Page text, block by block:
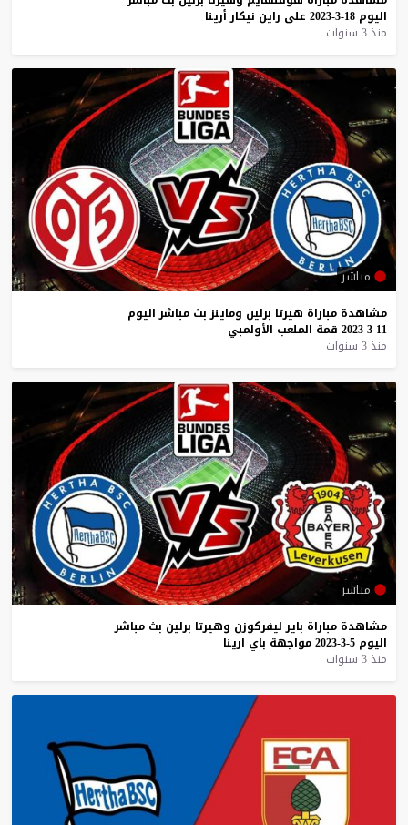
اليوم 18-3-2023 على راين نيكار أرينا
منذ 3 سنوات
مباشر
مشاهدة مباراة هيرتا برلين وماينز بث مباشر اليوم
11-3-2023
قمة الملعب الأولمبي
منذ 3 سنوات
مباشر
مشاهدة مباراة باير ليفركوزن وهيرتا برلين بث مباشر
اليوم 5-3-2023 مواجهة باي ارينا
منذ 3 سنوات